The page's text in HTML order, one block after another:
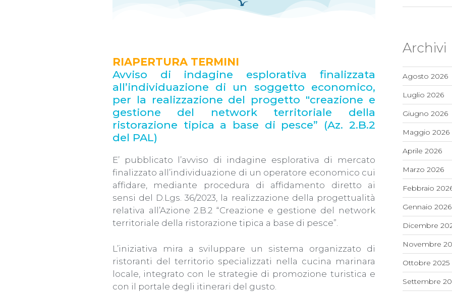
RIAPERTURA TERMINI
Avviso di indagine esplorativa finalizzata
all’individuazione di un soggetto economico,
per la realizzazione del progetto "creazione e
gestione del network territoriale della
ristorazione tipica a base di pesce” (Az. 2.B.2
del PAL)
E’ pubblicato l’avviso di indagine esplorativa di mercato
finalizzato all’individuazione di un operatore economico cui
affidare, mediante procedura di affidamento diretto ai
sensi del D.Lgs. 36/2023, la realizzazione della progettualità
relativa all’Azione 2.B.2 “Creazione e gestione del network
territoriale della ristorazione tipica a base di pesce”.
L’iniziativa mira a sviluppare un sistema organizzato di
ristoranti del territorio specializzati nella cucina marinara
locale, integrato con le strategie di promozione turistica e
con il portale degli itinerari del gusto.
Archivi
Agosto 2026
Luglio 2026
Giugno 2026
Maggio 2026
Aprile 2026
Marzo 2026
Febbraio
Gennaio 2026
Dicembre
Novembre
Ottobre 2025
Settembre